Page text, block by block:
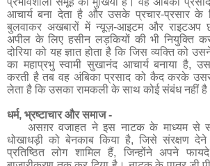
आचार्य बना देता है और उसके प्रचार-प्रसार के
बुलवाकर अखबारों में न्यूज़-आइटम और राइटअप
अपील के लिए हसीन लड़कियों की भी नियुक्ति
दोरिया को यह ज्ञात होता है कि जिस व्यक्ति को
का महाप्रभु स्वामी सुखानंद आचार्य बनाया है,
करती है तब वह अंबिका प्रसाद को कैद करके
लेता है कि उसका रामकली के साथ कोई संबंध नहीं
धर्म, भ्रष्टाचारऔर समाज-
असग़र वजाहत ने इस नाटक के माध्यम से
धोखाधड़ी को बेनकाब किया है, जिसे संरक्षण
प्रतिष्ठित लोग शामिल हैं, जिन्होंने अपने